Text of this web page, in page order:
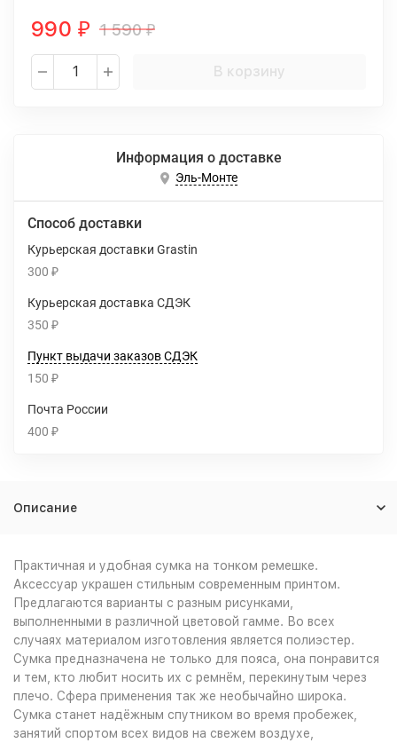
990 ₽ 1 590₽
В корзину
Информация о доставке
Эль-Монте
Способ доставки
Курьерская доставки Grastin
300 ₽
Курьерская доставка СДЭК
350 ₽
Пункт выдачи заказов СДЭК
150 ₽
Почта России
400 ₽
Описание
Практичная и удобная сумка на тонком ремешке.
Аксессуар украшен стильным современным принтом.
Предлагаются варианты с разным рисунками,
выполненными в различной цветовой гамме. Во всех
случаях материалом изготовления является полиэстер.
Сумка предназначена не только для пояса, она понравится
и тем, кто любит носить их с ремнём, перекинутым через
плечо. Сфера применения так же необычайно широка.
Сумка станет надёжным спутником во время пробежек,
занятий спортом всех видов на свежем воздухе,